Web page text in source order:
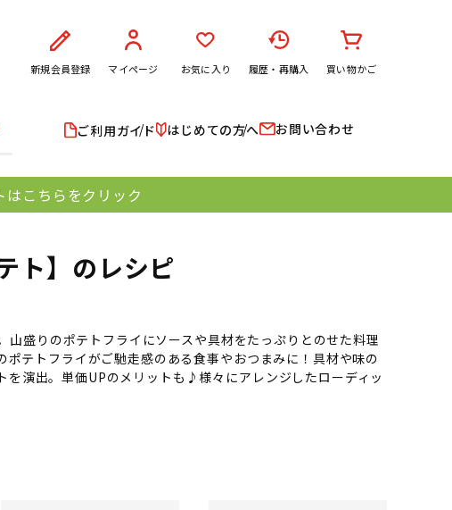
新規会員登録 マイページ お気に入り 履歴・再購入 買い物かご
ご利用ガイド はじめての方へ お問い合わせ
こちらをクリック
ト】のレシピ
盛りのポテトフライにソースや具材をたっぷりとのせた料理
テトフライがご馳走感のある食事やおつまみに！具材や味の
演出。単価UPのメリットも♪様々にアレンジしたローディッ